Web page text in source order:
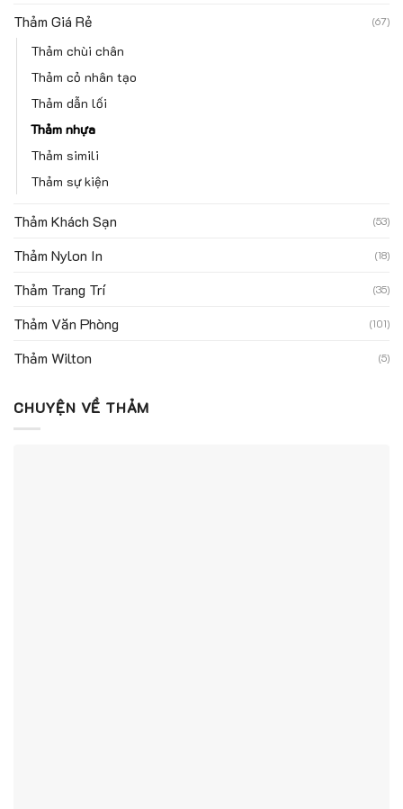
Thảm Giá Rẻ (67)
Thảm chùi chân
Thảm cỏ nhân tạo
Thảm dẫn lối
Thảm nhựa
Thảm simili
Thảm sự kiện
Thảm Khách Sạn (53)
Thảm Nylon In (18)
Thảm Trang Trí (35)
Thảm Văn Phòng (101)
Thảm Wilton (5)
CHUYỆN VỀ THẢM